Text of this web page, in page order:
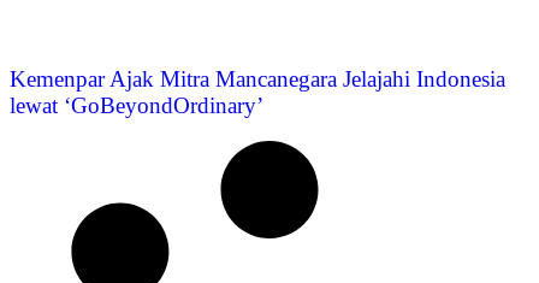
Kemenpar Ajak Mitra Mancanegara Jelajahi Indonesia
lewat ‘GoBeyondOrdinary’